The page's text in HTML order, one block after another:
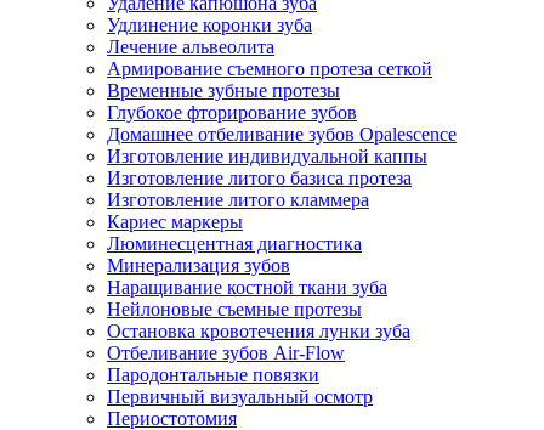
Удлинение коронки зуба
Лечение альвеолита
Армирование съемного протеза сеткой
Временные зубные протезы
Глубокое фторирование зубов
Домашнее отбеливание зубов Opalescence
Изготовление индивидуальной каппы
Изготовление литого базиса протеза
Изготовление литого кламмера
Кариес маркеры
Люминесцентная диагностика
Минерализация зубов
Наращивание костной ткани зуба
Нейлоновые съемные протезы
Остановка кровотечения лунки зуба
Отбеливание зубов Air-Flow
Пародонтальные повязки
Первичный визуальный осмотр
Периостотомия